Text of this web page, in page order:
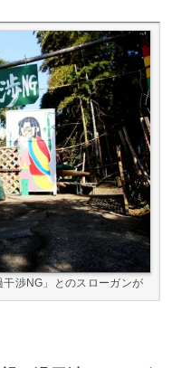
干渉NG」とのスローガンが